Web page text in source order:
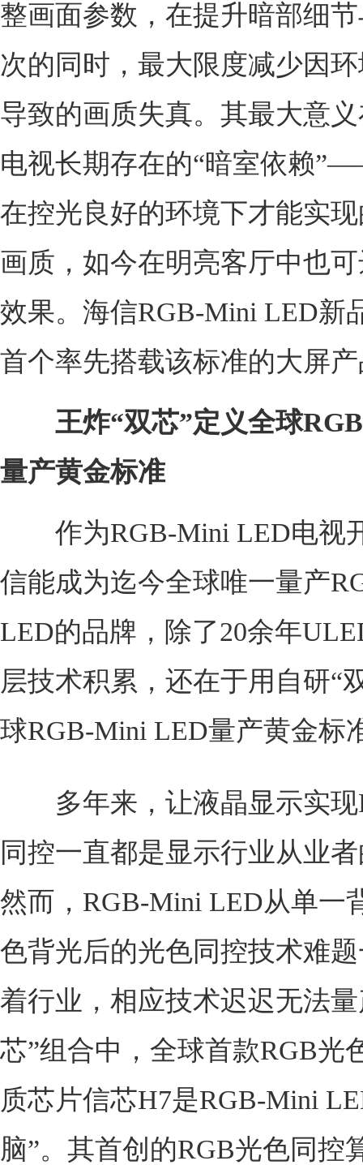
整画面参数，在提升暗部细
次的同时，最大限度减少因
导致的画质失真。其最大意
电视长期存在的“暗室依赖
在控光良好的环境下才能实
画质，如今在明亮客厅中也
效果。海信RGB-Mini LED新
首个率先搭载该标准的大屏
王炸“双芯”定义全球
量产黄金标准
作为RGB-Mini LED电视
信能成为迄今全球唯一量产
LED的品牌，除了20余年
层技术积累，还在于用自研“
球RGB-Mini LED量产黄金标
多年来，让液晶显示实现
同控一直都是显示行业从业
然而，RGB-Mini LED从单一
色背光后的光色同控技术难
着行业，相应技术迟迟无法
芯”组合中，全球首款RGB光
质芯片信芯H7是RGB-Mini
脑”。其首创的RGB光色同控